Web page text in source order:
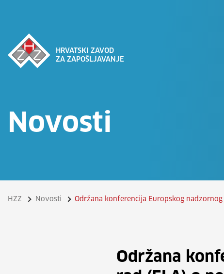
HRVATSKI ZAVOD
ZA ZAPOŠLJAVANJE
Novosti
HZZ Novosti Održana konferencija Europskog
Održana